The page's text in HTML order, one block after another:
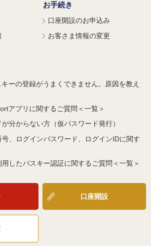
お手続き
口座開設のお申込み
お客さま情報の変更
ーの登録がうまくできません。原因を教え
アプリに関するご質問＜一覧＞
分からない方（仮パスワード発行）
、ログインパスワード、ログインIDに関す
したパスキー認証に関するご質問＜一覧＞
口座開設